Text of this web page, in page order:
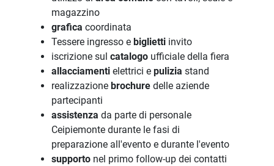
magazzino
grafica coordinata
Tessere ingresso e bigliettiinvito
iscrizione sul catalogoufficiale della fiera
allacciamentielettrici e pulizia stand
realizzazione brochuredelle aziende
partecipanti
assistenza da parte di personale
Ceipiemonte durante le fasi di
preparazione all'evento e durante l'evento
supportonel primo follow-up dei contatti